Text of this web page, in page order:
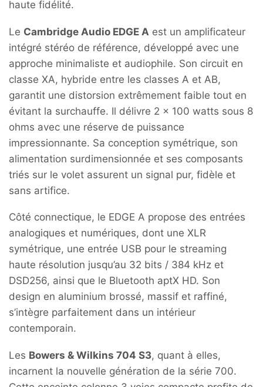
haute fidélité.
Le Cambridge Audio EDGE A est un amplificateur
intégré stéréo de référence, développé avec une
approche minimaliste et audiophile. Son circuit en
classe XA, hybride entre les classes A et AB,
garantit une distorsion extrêmement faible tout en
évitant la surchauffe. Il délivre 2 × 100 watts sous 8
ohms avec une réserve de puissance
impressionnante. Sa conception symétrique, son
alimentation surdimensionnée et ses composants
triés sur le volet assurent un signal pur, fidèle et
sans artifice.
Côté connectique, le EDGE A propose des entrées
analogiques et numériques, dont une XLR
symétrique, une entrée USB pour le streaming
haute résolution jusqu’au 32 bits / 384 kHz et
DSD256, ainsi que le Bluetooth aptX HD. Son
design en aluminium brossé, massif et raffiné,
s’intègre parfaitement dans un intérieur
contemporain.
Les Bowers & Wilkins 704 S3, quant à elles,
incarnent la nouvelle génération de la série 700.